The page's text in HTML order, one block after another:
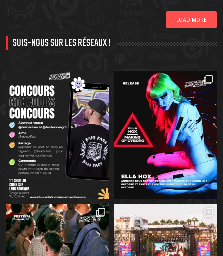
LOAD MORE
SUIS-NOUS SUR LES RÉSEAUX !